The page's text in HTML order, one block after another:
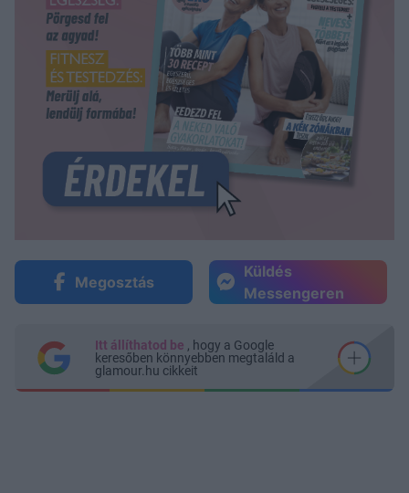
Megosztás
Küldés
Messengeren
Itt állíthatod be , hogy a Google
keresőben könnyebben megtaláld a
glamour.hu cikkeit